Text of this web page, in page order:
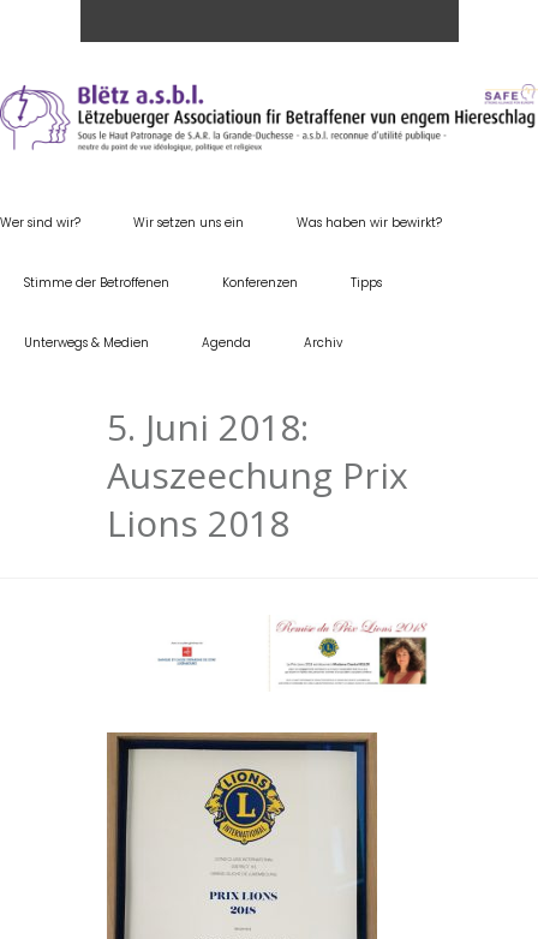
Wer sind wir? Wir setzen uns ein Was haben wir bewirkt?
Stimme der Betroffenen Konferenzen Tipps
Unterwegs & Medien Agenda Archiv
5. Juni 2018:
Auszeechung Prix
Lions 2018